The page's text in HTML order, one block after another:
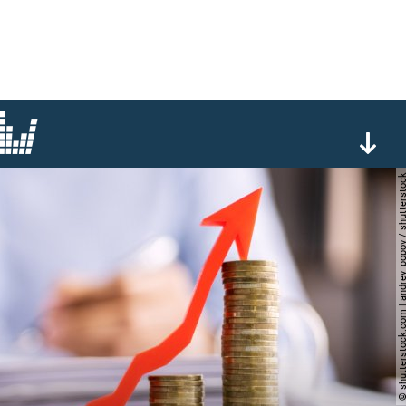
© shutterstock.com |